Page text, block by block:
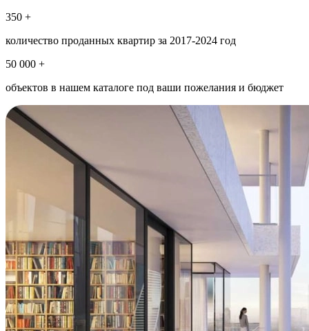
350 +
количество проданных квартир за 2017-2024 год
50 000 +
объектов в нашем каталоге под ваши пожелания и бюджет